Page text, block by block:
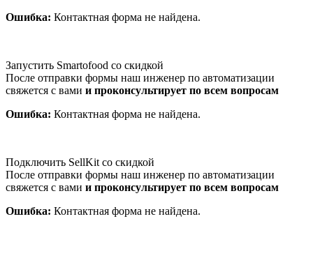
Ошибка: Контактная форма не найдена.
Запустить Smartofood со скидкой
После отправки формы наш инженер по автоматизации
свяжется с вами и проконсультирует по всем вопросам
Ошибка: Контактная форма не найдена.
Подключить SellKit со скидкой
После отправки формы наш инженер по автоматизации
свяжется с вами и проконсультирует по всем вопросам
Ошибка: Контактная форма не найдена.